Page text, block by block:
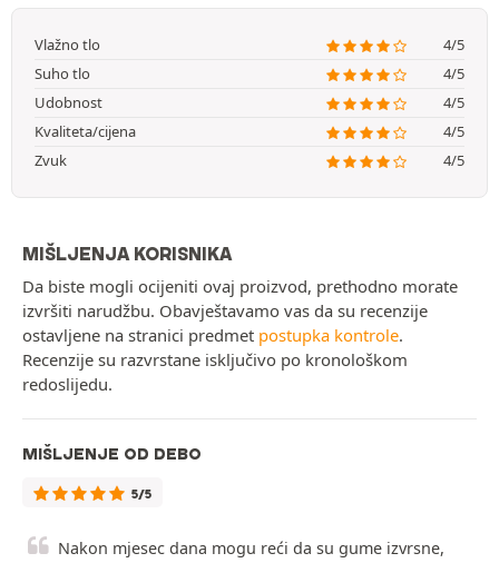
Vlažno tlo
4/5
Suho tlo
4/5
Udobnost
4/5
Kvaliteta/cijena
4/5
Zvuk
4/5
MIŠLJENJA KORISNIKA
Da biste mogli ocijeniti ovaj proizvod, prethodno morate
izvršiti narudžbu. Obavještavamo vas da su recenzije
ostavljene na stranici predmet postupka kontrole.
Recenzije su razvrstane isključivo po kronološkom
redoslijedu.
MIŠLJENJE OD DEBO
5/5
Nakon mjesec dana mogu reći da su gume izvrsne,